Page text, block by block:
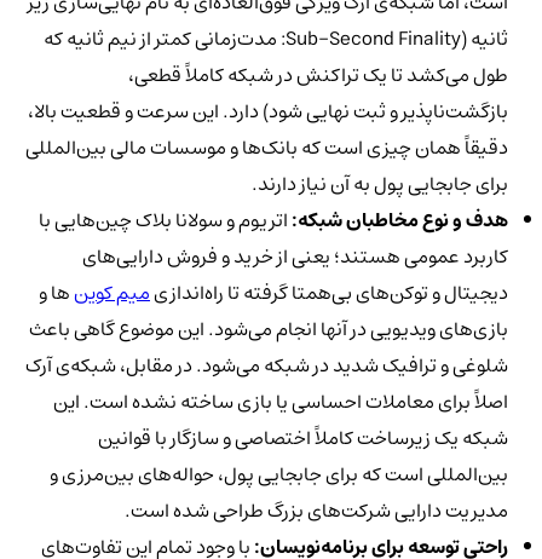
ثانیه (Sub-Second Finality: مدت‌زمانی کمتر از نیم ثانیه که
طول می‌کشد تا یک تراکنش در شبکه کاملاً قطعی،
بازگشت‌ناپذیر و ثبت نهایی شود) دارد. این سرعت و قطعیت بالا،
دقیقاً همان چیزی است که بانک‌ها و موسسات مالی بین‌المللی
برای جابجایی پول به آن نیاز دارند.
هدف و نوع مخاطبان شبکه:اتریوم و سولانا بلاک چین‌هایی با
کاربرد عمومی هستند؛ یعنی از خرید و فروش دارایی‌های
دیجیتال و توکن‌های بی‌همتا گرفته تا راه‌اندازیمیم‌ کوین‌ها و
بازی‌های ویدیویی در آنها انجام می‌شود. این موضوع گاهی باعث
شلوغی و ترافیک شدید در شبکه می‌شود. در مقابل، شبکه‌ی آرک
اصلاً برای معاملات احساسی یا بازی ساخته نشده است. این
شبکه یک زیرساخت کاملاً اختصاصی و سازگار با قوانین
بین‌المللی است که برای جابجایی پول، حواله‌های بین‌مرزی و
مدیریت دارایی شرکت‌های بزرگ طراحی شده است.
راحتی توسعه برای برنامه‌نویسان:با وجود تمام این تفاوت‌های